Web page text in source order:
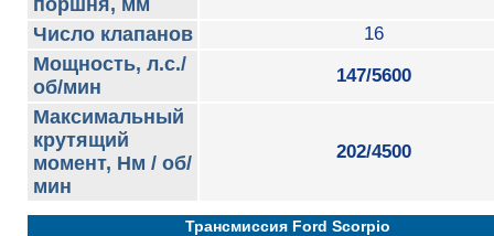
поршня, мм
Число клапанов
16
Мощность, л.с./
об/мин
147/5600
Максимальный
крутящий
момент, Нм / об/
мин
202/4500
Трансмиссия Ford Scorpio